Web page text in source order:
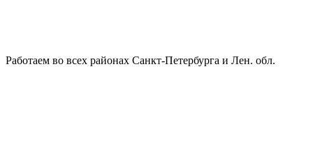
Работаем во всех районах Санкт-Петербурга и Лен. обл.